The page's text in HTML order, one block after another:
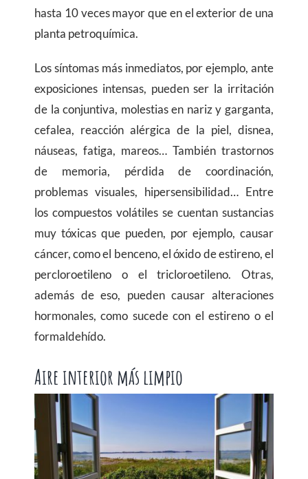
hasta 10 veces mayor que en el exterior de una
planta petroquímica.
Los síntomas más inmediatos, por ejemplo, ante
exposiciones intensas, pueden ser la irritación
de la conjuntiva, molestias en nariz y garganta,
cefalea, reacción alérgica de la piel, disnea,
náuseas, fatiga, mareos… También trastornos
de memoria, pérdida de coordinación,
problemas visuales, hipersensibilidad… Entre
los compuestos volátiles se cuentan sustancias
muy tóxicas que pueden, por ejemplo, causar
cáncer, como el benceno, el óxido de estireno, el
percloroetileno o el tricloroetileno. Otras,
además de eso, pueden causar alteraciones
hormonales, como sucede con el estireno o el
formaldehído.
Aire interior más limpio